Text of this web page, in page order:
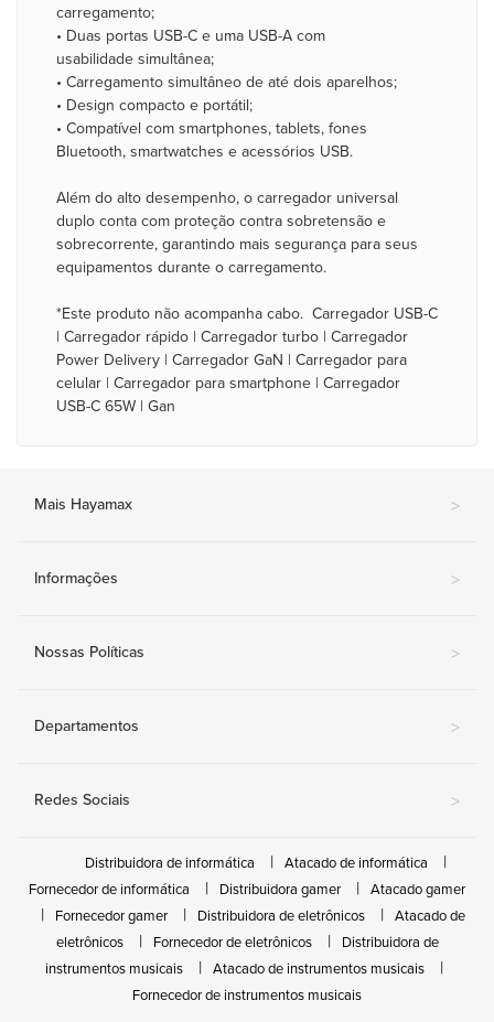
carregamento;
• Duas portas USB-C e uma USB-A com
usabilidade simultânea;
• Carregamento simultâneo de até dois aparelhos;
• Design compacto e portátil;
• Compatível com smartphones, tablets, fones
Bluetooth, smartwatches e acessórios USB.
Além do alto desempenho, o carregador universal
duplo conta com proteção contra sobretensão e
sobrecorrente, garantindo mais segurança para seus
equipamentos durante o carregamento.
*Este produto não acompanha cabo. Carregador USB-C
| Carregador rápido | Carregador turbo | Carregador
Power Delivery | Carregador GaN | Carregador para
celular | Carregador para smartphone | Carregador
USB-C 65W | Gan
Mais Hayamax >
Informações >
Nossas Políticas >
Departamentos >
Redes Sociais >
Distribuidora de informática
Atacado de informática
Fornecedor de informática
Distribuidora gamer
Atacado gamer
Fornecedor gamer
Distribuidora de eletrônicos
Atacado de
eletrônicos
Fornecedor de eletrônicos
Distribuidora de
instrumentos musicais
Atacado de instrumentos musicais
Fornecedor de instrumentos musicais